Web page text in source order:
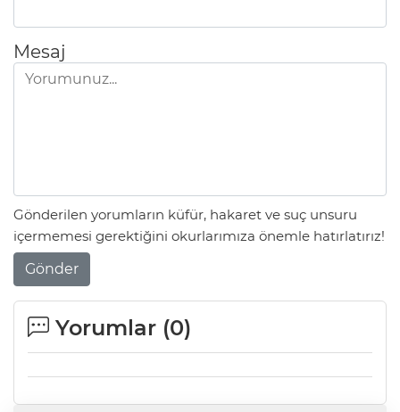
Mesaj
Gönderilen yorumların küfür, hakaret ve suç unsuru
içermemesi gerektiğini okurlarımıza önemle hatırlatırız!
Gönder
Yorumlar (0)